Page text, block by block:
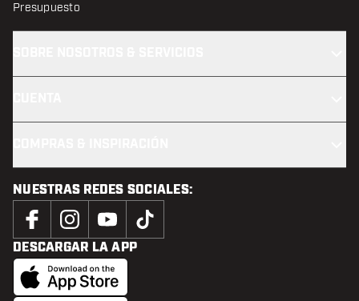
Presupuesto
NUESTRAS REDES SOCIALES:
DESCARGAR LA APP